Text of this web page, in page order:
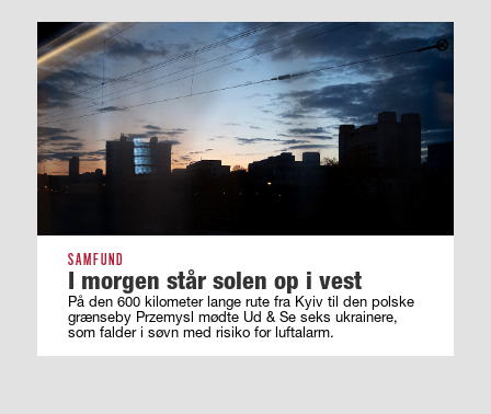
SAMFUND
I morgen står solen op i vest
På den 600 kilometer lange rute fra Kyiv til den polske
grænseby Przemysl mødte Ud & Se seks ukrainere,
som falder i søvn med risiko for luftalarm.